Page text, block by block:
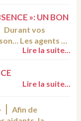
»: UN BON
Durant vos
Les agents …
Lire la suite...
Lire la suite...
Afin de